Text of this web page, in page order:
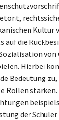
Kultur
auf die
von
Hierbei
Bedeutung
Rollen stärken.
der